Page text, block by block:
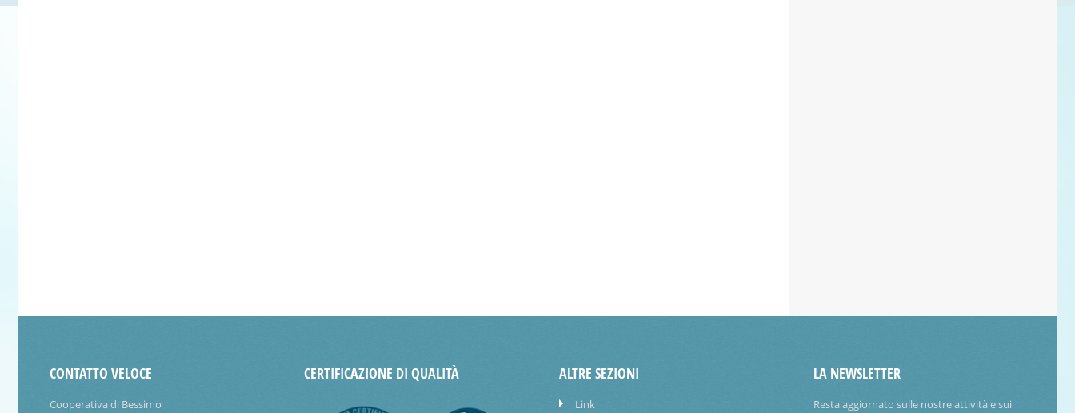
CONTATTO VELOCE
Cooperativa di Bessimo
CERTIFICAZIONE DI QUALITÀ ALTRE SEZIONI
Link
LA NEWSLETTER
Resta aggiornato sulle nostre attività e sui